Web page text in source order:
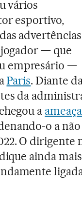
vários
esportivo,
jogador — que
empresário —
Paris. Diante
da
a
o a
O dirigente
ainda